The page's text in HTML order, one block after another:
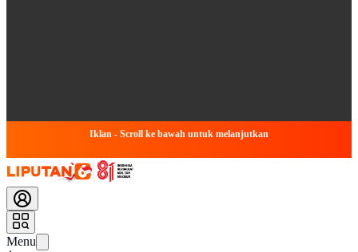
Iklan - Scroll ke bawah untuk melanjutkan
Menu